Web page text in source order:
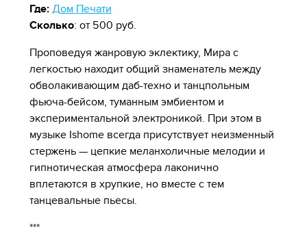
Где: Дом Печати
Сколько: от 500 руб.
Проповедуя жанровую эклектику, Мира с
легкостью находит общий знаменатель между
обволакивающим даб-техно и танцпольным
фьюча-бейсом, туманным эмбиентом и
экспериментальной электроникой. При этом в
музыке Ishome всегда присутствует неизменный
стержень — цепкие меланхоличные мелодии и
гипнотическая атмосфера лаконично
вплетаются в хрупкие, но вместе с тем
танцевальные пьесы.
***